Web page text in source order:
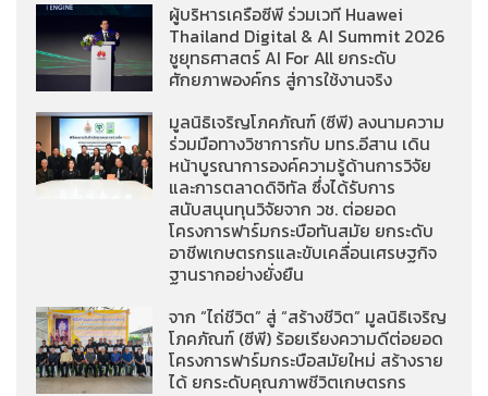
ผู้บริหารเครือซีพี ร่วมเวที Huawei
Thailand Digital & AI Summit 2026
ชูยุทธศาสตร์ AI For All ยกระดับ
ศักยภาพองค์กร สู่การใช้งานจริง
มูลนิธิเจริญโภคภัณฑ์ (ซีพี) ลงนามความ
ร่วมมือทางวิชาการกับ มทร.อีสาน เดิน
หน้าบูรณาการองค์ความรู้ด้านการวิจัย
และการตลาดดิจิทัล ซึ่งได้รับการ
สนับสนุนทุนวิจัยจาก วช. ต่อยอด
โครงการฟาร์มกระบือทันสมัย ยกระดับ
อาชีพเกษตรกรและขับเคลื่อนเศรษฐกิจ
ฐานรากอย่างยั่งยืน
จาก “ไถ่ชีวิต” สู่ “สร้างชีวิต” มูลนิธิเจริญ
โภคภัณฑ์ (ซีพี) ร้อยเรียงความดีต่อยอด
โครงการฟาร์มกระบือสมัยใหม่ สร้างราย
ได้ ยกระดับคุณภาพชีวิตเกษตรกร